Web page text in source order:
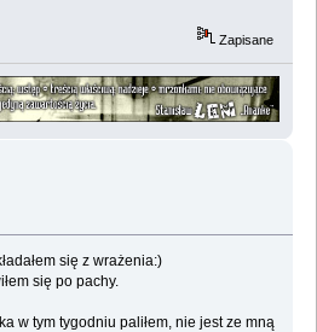
Zapisane
się z wrażenia:)
się po pachy.
w tym tygodniu paliłem, nie jest ze mną